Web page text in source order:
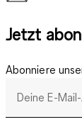
Jetzt
Abonniere
Deine E-